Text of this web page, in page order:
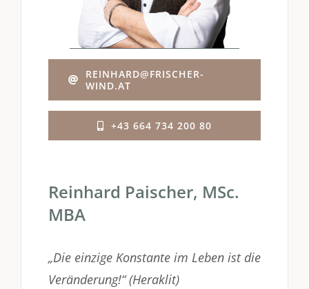
REINHARD@FRISCHER-
WIND.AT
+43 664 734 200 80
Reinhard Paischer, MSc.
MBA
„Die einzige Konstante im Leben ist die
Veränderung!“ (Heraklit)